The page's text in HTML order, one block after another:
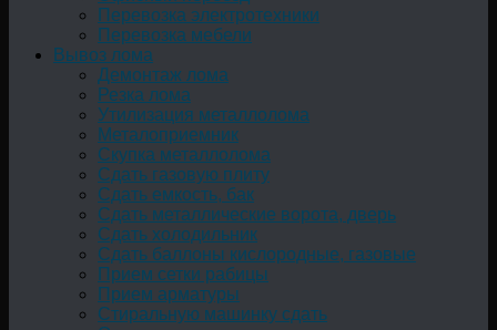
Перевозка электротехники
Перевозка мебели
Вывоз лома
Демонтаж лома
Резка лома
Утилизация металлолома
Металоприемник
Скупка металлолома
Сдать газовую плиту
Сдать емкость, бак
Cдать металлические ворота, дверь
Сдать холодильник
Сдать баллоны кислородные, газовые
Прием сетки рабицы
Прием арматуры
Стиральную машинку сдать